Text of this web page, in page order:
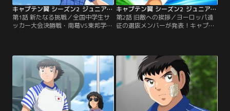
キャプテン翼 シーズン2 ジュニアユース編 第01話
第1話 新たなる挑戦／全国中学生サ
ッカー大会決勝戦・南葛VS東邦学園
は前代未聞の同時優勝で幕を閉じ
加せず、自宅で怪我の療養中。サッ
カーが紡いでくれた仲間との日々を
振り返り、ドイツに留学したゴール
キーパー・若林源三との出会いを思
い出していた。翼抜きの日本代表
は…。
キャプテン翼 シーズン2 ジュニアユース編 第02話
第2話 旧敵への挨拶／ヨーロッパ遠
征の選抜メンバーが発表！キャプテ
た10番のユニフォームを手にして復
活を誓う。ドイツを訪れた選抜メン
バーは練習試合の相手・ハンブルク
の若林に再会した。ゴール奪う気
満々の日向は闘志を剥き出しにする
も、若林は…。